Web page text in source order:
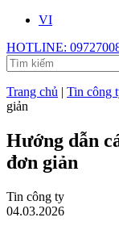
VI
HOTLINE:
Trang chủ | Tin công
giản
Hướng dẫn
đơn giản
Tin công ty
04.03.2026